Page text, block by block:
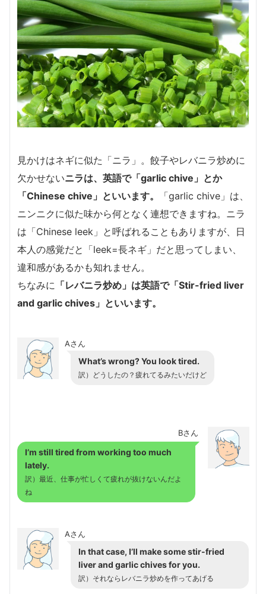
見かけはネギに似た「ニラ」。餃子やレバニラ炒めに
欠かせないニラは、英語で「garlic chive」 とか
「Chinese chive」 といいます。
「garlic chive」は、
ニンニクに似た味から何となく連想できますね。ニラ
は「Chinese leek」と呼ばれることもありますが、日
本人の感覚だと「leek=長ネギ」だと思ってしまい、
違和感があるかも知れません。
ちなみに 「レバニラ炒め」は英語で「Stir-fried liver
and garlic chives」 といいます。
Aさん
What’s wrong? You look tired.
訳）どうしたの？疲れてるみたいだけど
Bさん
I’m still tired from working too much
lately.
訳）最近、仕事が忙しくて疲れが抜けないんだよ
ね
Aさん
In that case, I’ll make some stir-fried
liver and garlic chives for you.
訳）それならレバニラ炒めを作ってあげる